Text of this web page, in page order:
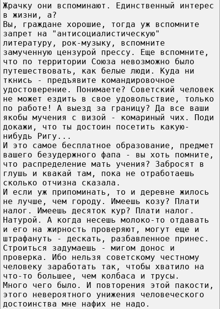
Жрачку они вспоминают. Единственный интерес
в жизни, а?
Вы, граждане хорошие, тогда уж вспомните
запрет на "антисоциалистическую"
литературу, рок-музыку, вспомните
замученную цензурой прессу. Еще вспомните,
что по территории Союза невозможно было
путешествовать, как белые люди. Куда ни
ткнись - предъявите командировочное
удостоверение. Понимаете? Советский человек
не может ездить в свое удовольствие, только
по работе! А выезд за границу? Да все ваши
якобы мучения с визой - комариный чих. Поди
докажи, что ты достоин посетить какую-
нибудь Ригу...
И это самое бесплатное образование, предмет
вашего безудержного фапа - вы хоть помните,
что распределение мать учения? Забросят в
глушь и квакай там, пока не отработаешь
сколько отчизна сказала.
И если уж припоминать, то и деревне жилось
не лучше, чем городу. Имеешь козу? Плати
налог. Имеешь десяток кур? Плати налог.
Натурой. А когда несешь молоко-то отдавать
и его на жирность проверяют, могут еще и
штрафануть - дескать, разбавленное принес.
Строиться задумаешь - мигом донос и
проверка. Ибо нельзя советскому честному
человеку заработать так, чтобы хватило на
что-то большее, чем колбаса и трусы.
Много чего было. И повторения этой пакости,
этого невероятного унижения человеческого
достоинства мне нафих не надо.